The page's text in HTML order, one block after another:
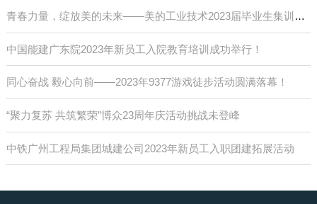
青春力量，绽放美的未来——美的工业技术2023届毕业生集训成功举行！
中国能建广东院2023年新员工入院教育培训成功举行！
同心奋战 毅心向前——2023年9377游戏徒步活动圆满落幕！
“聚力复苏 共筑繁荣”博众23周年庆活动挑战未登峰
中铁广州工程局集团城建公司2023年新员工入职团建拓展活动